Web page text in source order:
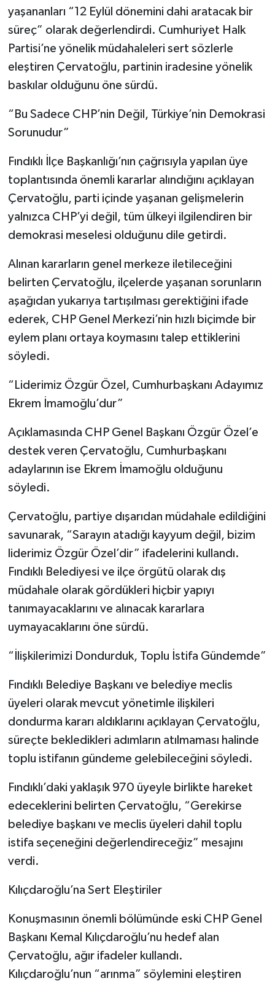
yaşananları “12 Eylül dönemini dahi aratacak bir
süreç” olarak değerlendirdi. Cumhuriyet Halk
Partisi’ne yönelik müdahaleleri sert sözlerle
eleştiren Çervatoğlu, partinin iradesine yönelik
baskılar olduğunu öne sürdü.
“Bu Sadece CHP’nin Değil, Türkiye’nin Demokrasi
Sorunudur”
Fındıklı İlçe Başkanlığı’nın çağrısıyla yapılan üye
toplantısında önemli kararlar alındığını açıklayan
Çervatoğlu, parti içinde yaşanan gelişmelerin
yalnızca CHP’yi değil, tüm ülkeyi ilgilendiren bir
demokrasi meselesi olduğunu dile getirdi.
Alınan kararların genel merkeze iletileceğini
belirten Çervatoğlu, ilçelerde yaşanan sorunların
aşağıdan yukarıya tartışılması gerektiğini ifade
ederek, CHP Genel Merkezi’nin hızlı biçimde bir
eylem planı ortaya koymasını talep ettiklerini
söyledi.
“Liderimiz Özgür Özel, Cumhurbaşkanı Adayımız
Ekrem İmamoğlu’dur”
Açıklamasında CHP Genel Başkanı Özgür Özel’e
destek veren Çervatoğlu, Cumhurbaşkanı
adaylarının ise Ekrem İmamoğlu olduğunu
söyledi.
Çervatoğlu, partiye dışarıdan müdahale edildiğini
savunarak, “Sarayın atadığı kayyum değil, bizim
liderimiz Özgür Özel’dir” ifadelerini kullandı.
Fındıklı Belediyesi ve ilçe örgütü olarak dış
müdahale olarak gördükleri hiçbir yapıyı
tanımayacaklarını ve alınacak kararlara
uymayacaklarını öne sürdü.
“İlişkilerimizi Dondurduk, Toplu İstifa Gündemde”
Fındıklı Belediye Başkanı ve belediye meclis
üyeleri olarak mevcut yönetimle ilişkileri
dondurma kararı aldıklarını açıklayan Çervatoğlu,
süreçte bekledikleri adımların atılmaması halinde
toplu istifanın gündeme gelebileceğini söyledi.
Fındıklı’daki yaklaşık 970 üyeyle birlikte hareket
edeceklerini belirten Çervatoğlu, “Gerekirse
belediye başkanı ve meclis üyeleri dahil toplu
istifa seçeneğini değerlendireceğiz” mesajını
verdi.
Kılıçdaroğlu’na Sert Eleştiriler
Konuşmasının önemli bölümünde eski CHP Genel
Başkanı Kemal Kılıçdaroğlu’nu hedef alan
Çervatoğlu, ağır ifadeler kullandı.
Kılıçdaroğlu’nun “arınma” söylemini eleştiren